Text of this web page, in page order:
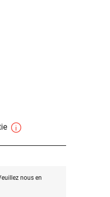
nous en